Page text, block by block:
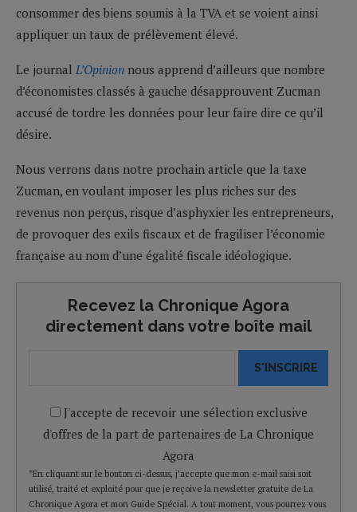
consommer des biens soumis à la TVA et se voient ainsi
appliquer un taux de prélèvement élevé.
Le journal L’Opinion nous apprend d’ailleurs que nombre
d’économistes classés à gauche désapprouvent Zucman
accusé de tordre les données pour leur faire dire ce qu’il
désire.
Nous verrons dans notre prochain article que la taxe
Zucman, en voulant imposer les plus riches sur des
revenus non perçus, risque d’asphyxier les entrepreneurs,
de provoquer des exils fiscaux et de fragiliser l’économie
française au nom d’une égalité fiscale idéologique.
Recevez la Chronique Agora
directement dans votre boîte mail
S'INSCRIRE
J'accepte de recevoir une sélection exclusive
d'offres de la part de partenaires de La Chronique
Agora
*En cliquant sur le bouton ci-dessus, j’accepte que mon e-mail saisi soit
utilisé, traité et exploité pour que je reçoive la newsletter gratuite de La
Chronique Agora et mon Guide Spécial. A tout moment, vous pourrez vous